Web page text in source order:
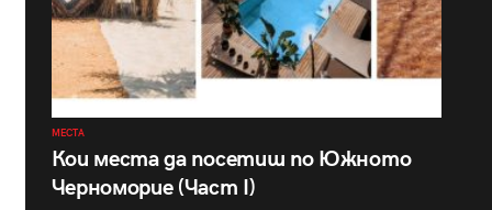
МЕСТА
Кои места да посетиш по Южното
Черноморие (Част I)